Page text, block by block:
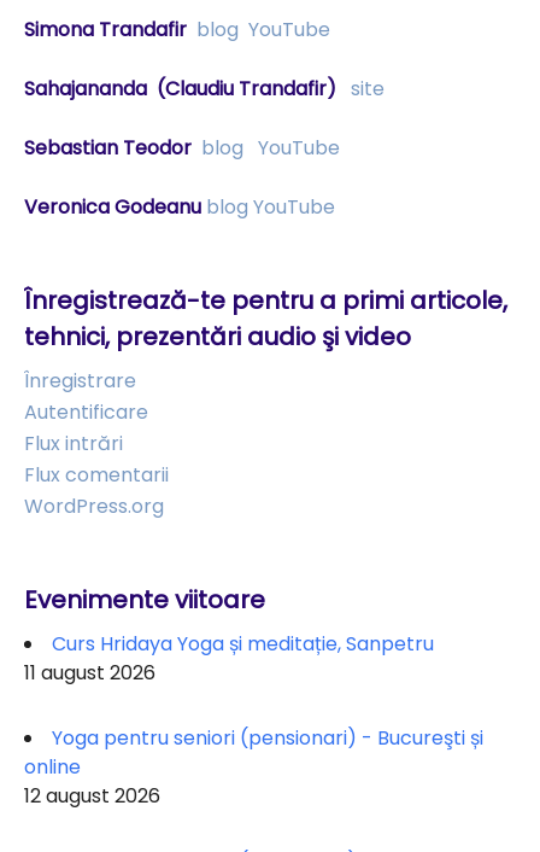
Simona Trandafir blog YouTube
Sahajananda (Claudiu Trandafir) site
Sebastian Teodor blog YouTube
Veronica Godeanu blog YouTube
Înregistrează-te pentru a primi articole,
tehnici, prezentări audio şi video
Înregistrare
Autentificare
Flux intrări
Flux comentarii
WordPress.org
Evenimente viitoare
Curs Hridaya Yoga și meditație, Sanpetru
11 august 2026
Yoga pentru seniori (pensionari) - Bucureşti și
online
12 august 2026